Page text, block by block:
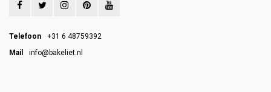
Telefoon
+31 6 48759392
Mail
info@bakeliet.nl